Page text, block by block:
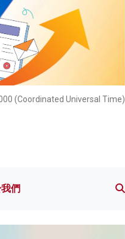
(Coordinated Universal Time)
關於我們
們